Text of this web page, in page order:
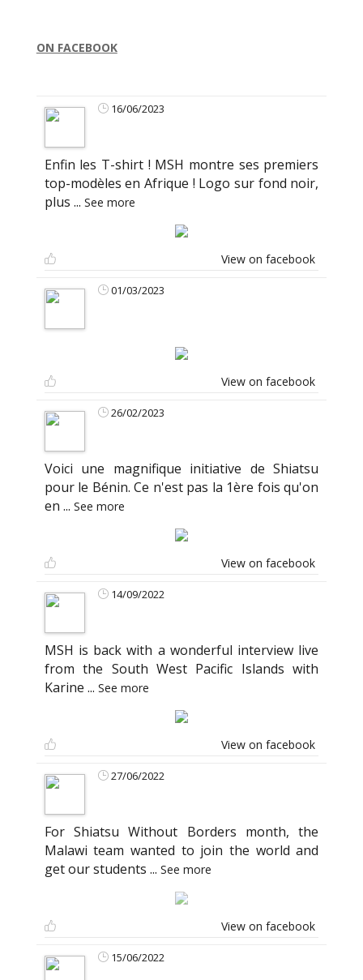
ON FACEBOOK
16/06/2023
Enfin les T-shirt ! MSH montre ses premiers
top-modèles en Afrique ! Logo sur fond noir,
plus ... See more
View on facebook
01/03/2023
View on facebook
26/02/2023
Voici une magnifique initiative de Shiatsu
pour le Bénin. Ce n'est pas la 1ère fois qu'on
en ... See more
View on facebook
14/09/2022
MSH is back with a wonderful interview live
from the South West Pacific Islands with
Karine ... See more
View on facebook
27/06/2022
For Shiatsu Without Borders month, the
Malawi team wanted to join the world and
get our students ... See more
View on facebook
15/06/2022